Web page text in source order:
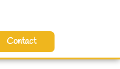
Contact